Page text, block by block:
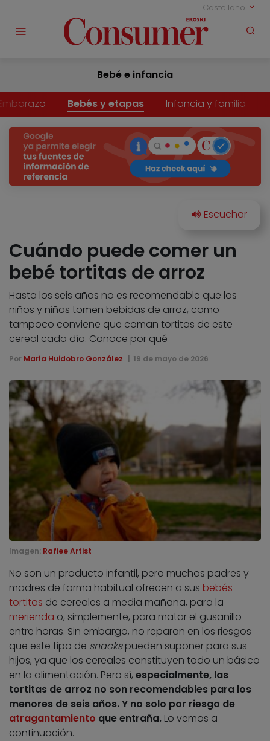
Castellano
Bebé e infancia
Bebés y etapas Infancia y familia
Cuándo puede comer un
bebé tortitas de arroz
Hasta los seis años no es recomendable que los
niños y niñas tomen bebidas de arroz, como
tampoco conviene que coman tortitas de este
cereal cada día. Conoce por qué
Por María Huidobro González 19 de mayo de 2026
Imagen: Rafiee Artist
No son un producto infantil, pero muchos padres y
madres de forma habitual ofrecen a sus bebés
tortitas de cereales a media mañana, para la
merienda o, simplemente, para matar el gusanillo
entre horas. Sin embargo, no reparan en los riesgos
que este tipo de snackspueden suponer para sus
hijos, ya que los cereales constituyen todo un básico
en la alimentación. Pero sí, especialmente, las
tortitas de arroz no son recomendables para los
menores de seis años. Y no solo por riesgo de
atragantamiento que entraña. Lo vemos a
continuación.